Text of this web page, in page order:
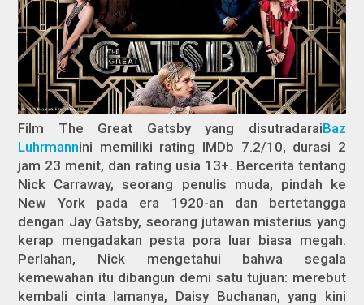
Film The Great Gatsby yang disutradaraiBaz
Luhrmannini memiliki rating IMDb 7.2/10, durasi 2
jam 23 menit, dan rating usia 13+. Bercerita tentang
Nick Carraway, seorang penulis muda, pindah ke
New York pada era 1920-an dan bertetangga
dengan Jay Gatsby, seorang jutawan misterius yang
kerap mengadakan pesta pora luar biasa megah.
Perlahan, Nick mengetahui bahwa segala
kemewahan itu dibangun demi satu tujuan: merebut
kembali cinta lamanya, Daisy Buchanan, yang kini